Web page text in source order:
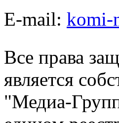
E-mail: komi-
Все права
является
"Медиа-